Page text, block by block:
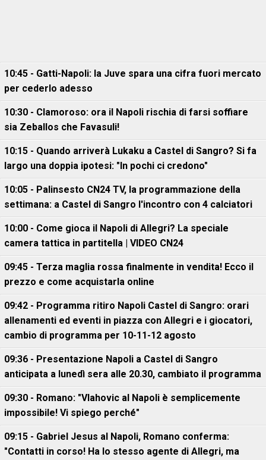
10:45 - Gatti-Napoli: la Juve spara una cifra fuori mercato
per cederlo adesso
10:30 - Clamoroso: ora il Napoli rischia di farsi soffiare
sia Zeballos che Favasuli!
10:15 - Quando arriverà Lukaku a Castel di Sangro? Si fa
largo una doppia ipotesi: "In pochi ci credono"
10:05 - Palinsesto CN24 TV, la programmazione della
settimana: a Castel di Sangro l'incontro con 4 calciatori
10:00 - Come gioca il Napoli di Allegri? La speciale
camera tattica in partitella | VIDEO CN24
09:45 - Terza maglia rossa finalmente in vendita! Ecco il
prezzo e come acquistarla online
09:42 - Programma ritiro Napoli Castel di Sangro: orari
allenamenti ed eventi in piazza con Allegri e i giocatori,
cambio di programma per 10-11-12 agosto
09:36 - Presentazione Napoli a Castel di Sangro
anticipata a lunedì sera alle 20.30, cambiato il programma
09:30 - Romano: "Vlahovic al Napoli è semplicemente
impossibile! Vi spiego perché"
09:15 - Gabriel Jesus al Napoli, Romano conferma:
"Contatti in corso! Ha lo stesso agente di Allegri, ma